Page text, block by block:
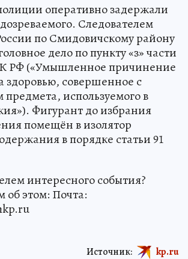
оперативно задержали
Следователем
по Смидовичскому району
дело по пункту «з» части
РФ («Умышленное причинение
здоровью, совершенное с
используемого в
Фигурант до избрания
помещён в изолятор
в порядке статьи 91
интересного события?
этом: Почта:
Источник: kp.ru